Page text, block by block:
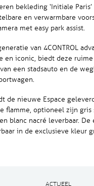
bekleding ‘Initiale
en verwarmbare
met easy park assist.
van 4CONTROL
en iconic, biedt deze
een stadsauto en de
de nieuwe Espace
flamme, optioneel zijn gris
blanc nacré leverbaar. De
in de exclusieve kleur
ACTUEEL